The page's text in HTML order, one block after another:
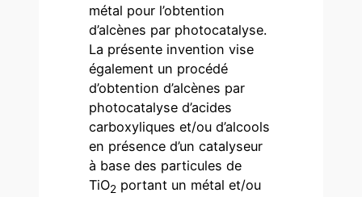
métal pour l’obtention
d’alcènes par photocatalyse.
La présente invention vise
également un procédé
d’obtention d’alcènes par
photocatalyse d’acides
carboxyliques et/ou d’alcools
en présence d’un catalyseur
à base des particules de
TiO2 portant un métal et/ou